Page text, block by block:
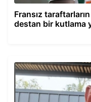
Fransız
destan bir kutlama